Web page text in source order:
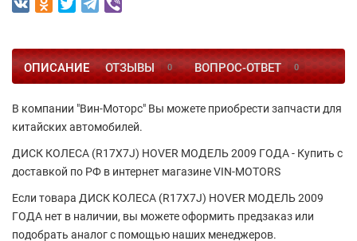
ОПИСАНИЕ ОТЗЫВЫ 0 ВОПРОС-ОТВЕТ 0
В компании "Вин-Моторс" Вы можете приобрести запчасти для
китайских автомобилей.
ДИСК КОЛЕСА (R17Х7J) HOVER МОДЕЛЬ 2009 ГОДА - Купить с
доставкой по РФ в интернет магазине VIN-MOTORS
Если товара ДИСК КОЛЕСА (R17Х7J) HOVER МОДЕЛЬ 2009
ГОДА нет в наличии, вы можете оформить предзаказ или
подобрать аналог с помощью наших менеджеров.